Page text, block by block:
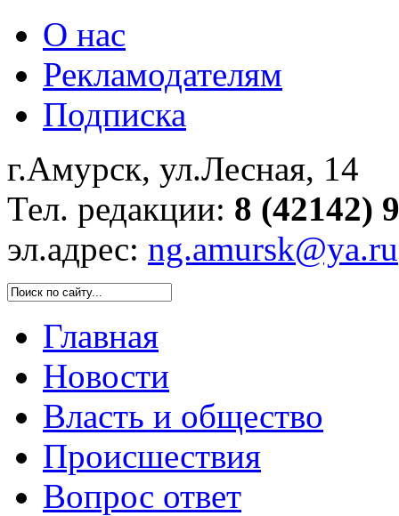
О нас
Рекламодателям
Подписка
г.Амурск, ул.Лесная, 14
Тел. редакции: 8 (42142)
эл.адрес: ng.amursk@ya.ru
Главная
Новости
Власть и общество
Происшествия
Вопрос ответ